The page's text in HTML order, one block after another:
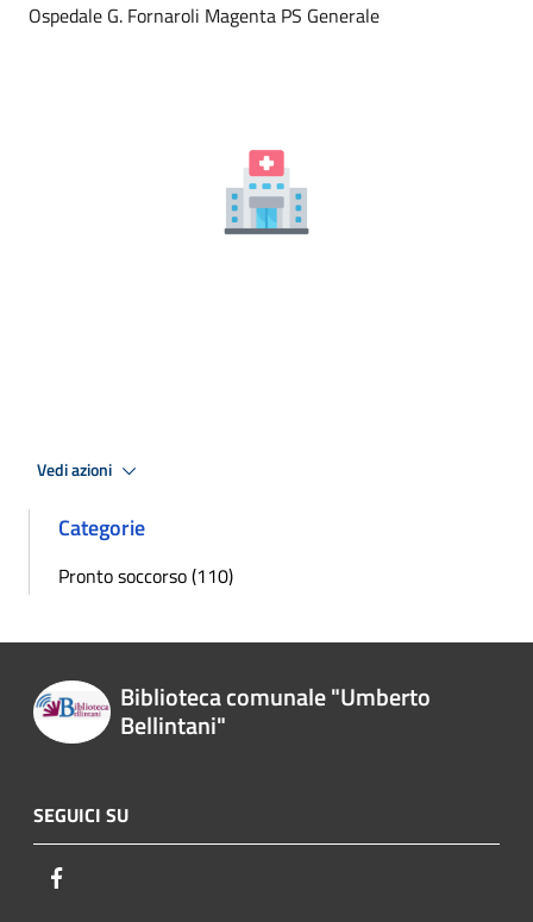
Ospedale G. Fornaroli Magenta PS Generale
Vedi azioni
Categorie
Pronto soccorso (110)
Biblioteca comunale "Umberto
Bellintani"
SEGUICI SU